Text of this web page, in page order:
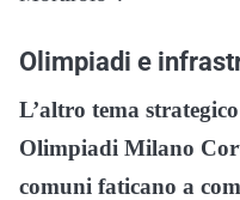
Olimpiadi e
L’altro tema
Olimpiadi Milano
comuni faticano a